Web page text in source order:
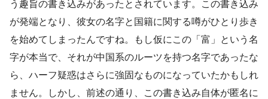
う趣旨の書き込みがあったとされています。この書き込み
が発端となり、彼女の名字と国籍に関する噂がひとり歩き
を始めてしまったんですね。もし仮にこの「富」という名
字が本当で、それが中国系のルーツを持つ名字であったな
ら、ハーフ疑惑はさらに強固なものになっていたかもしれ
ません。しかし、前述の通り、この書き込み自体が匿名に